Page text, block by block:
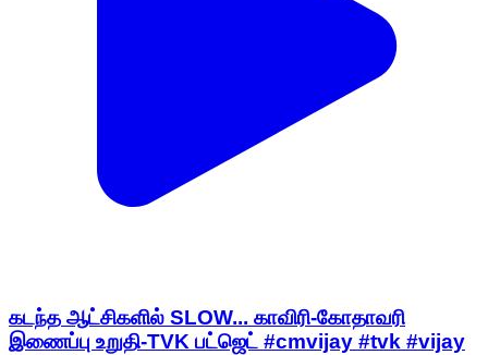
கடந்த ஆட்சிகளில் SLOW... காவிரி-கோதாவரி
இணைப்பு உறுதி-TVK பட்ஜெட் #cmvijay #tvk #vijay